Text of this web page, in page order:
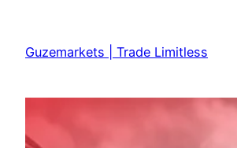
content
Guzemarkets | Trade Limitless